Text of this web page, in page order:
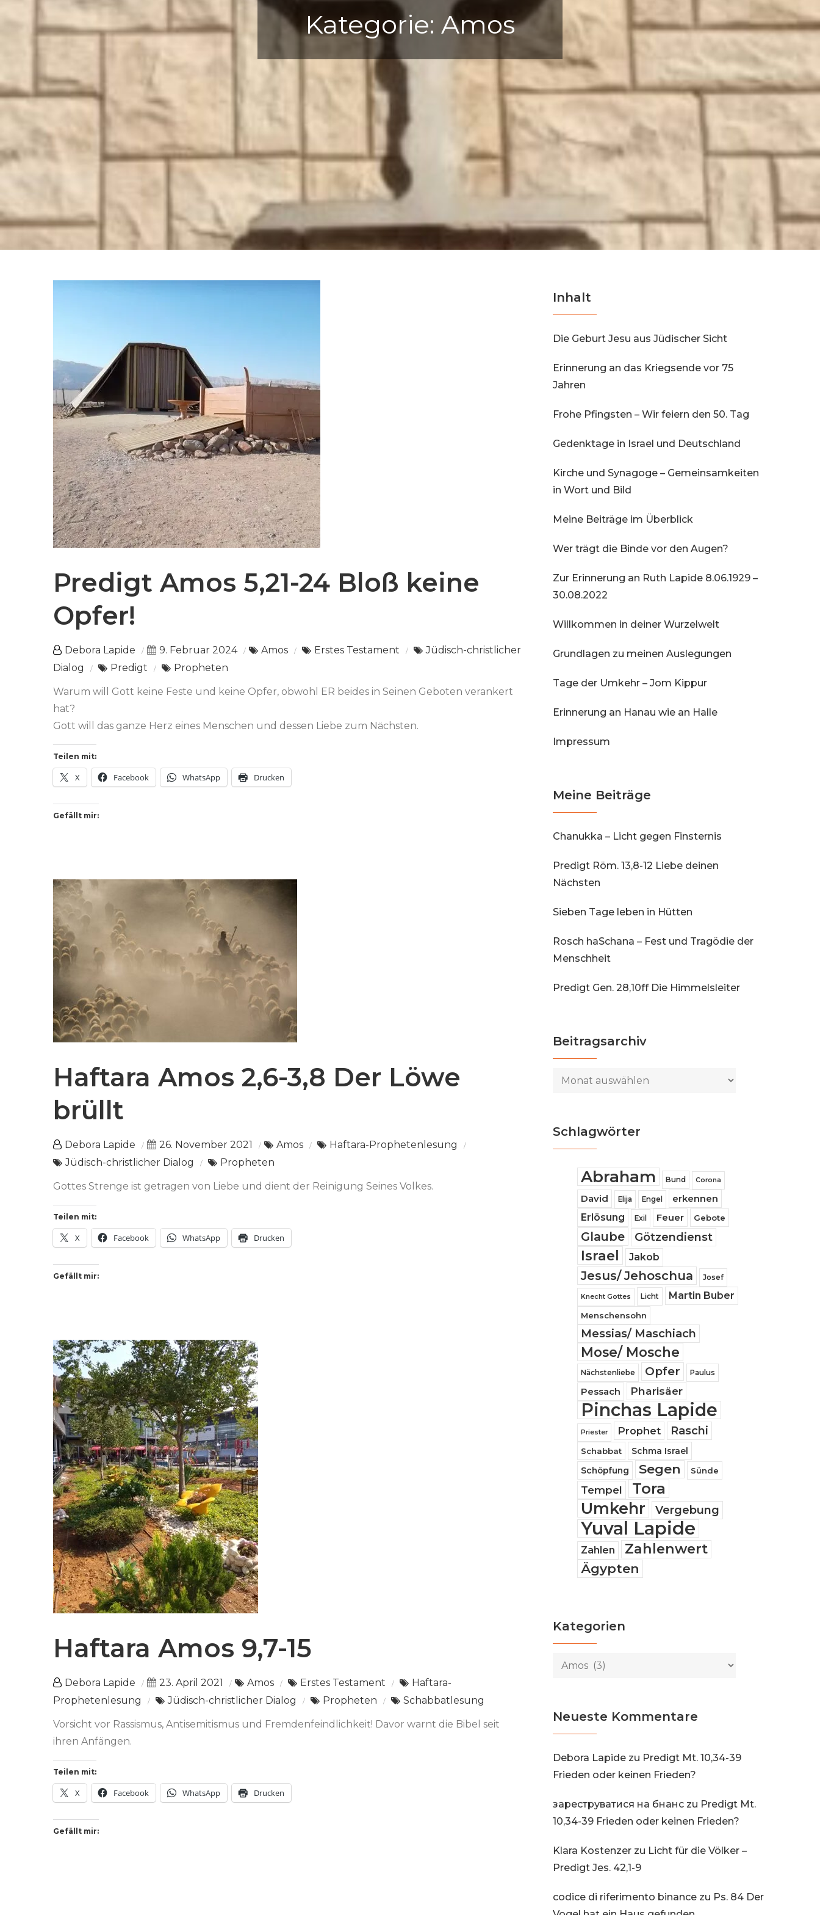
Kategorie: Amos
Predigt Amos 5,21-24 Bloß keine
Opfer!
Debora Lapide 9. Februar 2024 Amos Erstes Testament
Jüdisch-christlicher
Dialog
Predigt Propheten
Warum will Gott keine Feste und keine Opfer, obwohl ER beides in Seinen Geboten verankert
hat?
Gott will das ganze Herz eines Menschen und dessen Liebe zum Nächsten.
Teilen mit:
X Facebook WhatsApp Drucken
Gefällt mir:
Haftara Amos 2,6-3,8 Der Löwe
brüllt
Debora Lapide 26. November 2021 Amos
Haftara-Prophetenlesung
Jüdisch-christlicher Dialog
Propheten
Gottes Strenge ist getragen von Liebe und dient der Reinigung Seines Volkes.
Teilen mit:
X Facebook WhatsApp Drucken
Gefällt mir:
Haftara Amos 9,7-15
Debora Lapide 23. April 2021 Amos Erstes Testament
Haftara-
Prophetenlesung
Jüdisch-christlicher Dialog Propheten Schabbatlesung
Vorsicht vor Rassismus, Antisemitismus und Fremdenfeindlichkeit! Davor warnt die Bibel seit
ihren Anfängen.
Teilen mit:
X Facebook WhatsApp Drucken
Gefällt mir:
Inhalt
Die Geburt Jesu aus Jüdischer Sicht
Erinnerung an das Kriegsende vor 75
Jahren
Frohe Pfingsten – Wir feiern den 50. Tag
Gedenktage in Israel und Deutschland
Kirche und Synagoge – Gemeinsamkeiten
in Wort und Bild
Meine Beiträge im Überblick
Wer trägt die Binde vor den Augen?
Zur Erinnerung an Ruth Lapide 8.06.1929 –
30.08.2022
Willkommen in deiner Wurzelwelt
Grundlagen zu meinen Auslegungen
Tage der Umkehr – Jom Kippur
Erinnerung an Hanau wie an Halle
Impressum
Meine Beiträge
Chanukka – Licht gegen Finsternis
Predigt Röm. 13,8-12 Liebe deinen
Nächsten
Sieben Tage leben in Hütten
Rosch haSchana – Fest und Tragödie der
Menschheit
Predigt Gen. 28,10ff Die Himmelsleiter
Beitragsarchiv
Beitragsarchiv
Schlagwörter
Abraham Bund Corona
David Elija Engel erkennen
Erlösung Exil Feuer Gebote
Glaube Götzendienst
Israel Jakob
Jesus/ Jehoschua Josef
Knecht Gottes Licht Martin Buber
Menschensohn
Messias/ Maschiach
Mose/ Mosche
Nächstenliebe Opfer Paulus
Pessach Pharisäer
Pinchas Lapide
Priester Prophet Raschi
Schabbat
Schma Israel
Schöpfung
Segen Sünde
Tempel Tora
Umkehr Vergebung
Yuval Lapide
Zahlen Zahlenwert
Ägypten
Kategorien
Kategorien
Neueste Kommentare
Debora Lapide zu Predigt Mt. 10,34-39
Frieden oder keinen Frieden?
зареструватися на бнанс zu Predigt Mt.
10,34-39 Frieden oder keinen Frieden?
Klara Kostenzer zu Licht für die Völker –
Predigt Jes. 42,1-9
codice di riferimento binance zu Ps. 84 Der